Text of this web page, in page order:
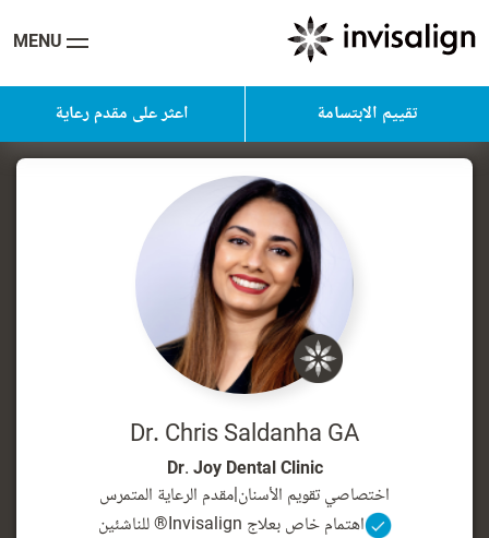
MENU
تقييم الابتسامة اعثر على مقدم رعاية
Dr. Chris Saldanha GA
Dr. Joy Dental Clinic
اختصاصي تقويم الأسنان|مقدم الرعاية المتمرس
اهتمام خاص بعلاج Invisalign® للناشئين